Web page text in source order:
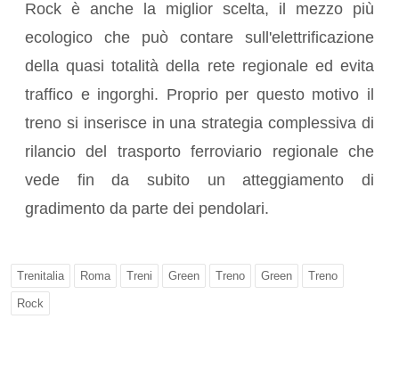
Rock è anche la miglior scelta, il mezzo più
ecologico che può contare sull'elettrificazione
della quasi totalità della rete regionale ed evita
traffico e ingorghi. Proprio per questo motivo il
treno si inserisce in una strategia complessiva di
rilancio del trasporto ferroviario regionale che
vede fin da subito un atteggiamento di
gradimento da parte dei pendolari.
Trenitalia Roma Treni Green Treno Green Treno
Rock